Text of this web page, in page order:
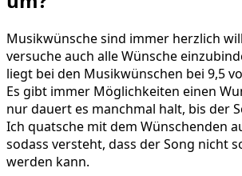
Musikwünsche sind immer herzlich
versuche auch alle Wünsche
liegt bei den Musikwünschen bei 9,5
Es gibt immer Möglichkeiten einen
nur dauert es manchmal halt, bis der
Ich quatsche mit dem Wünschenden
sodass versteht, dass der Song nicht
werden kann.